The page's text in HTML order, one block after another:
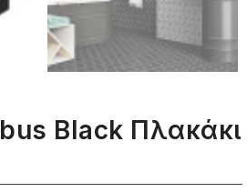
Black Πλακάκι